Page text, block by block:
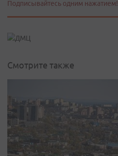
Подписывайтесь одним нажатием!
Смотрите также